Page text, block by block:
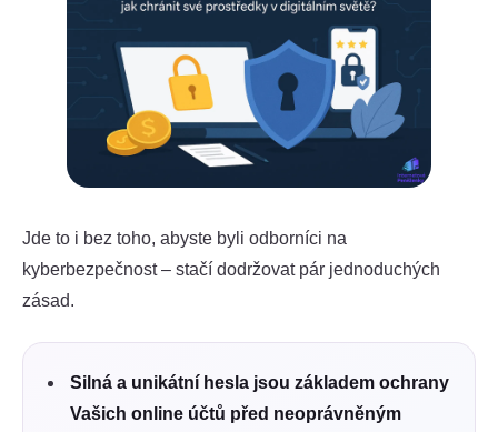
Jde to i bez toho, abyste byli odborníci na
kyberbezpečnost – stačí dodržovat pár jednoduchých
zásad.
Silná a unikátní hesla jsou základem ochrany
Vašich online účtů před neoprávněným